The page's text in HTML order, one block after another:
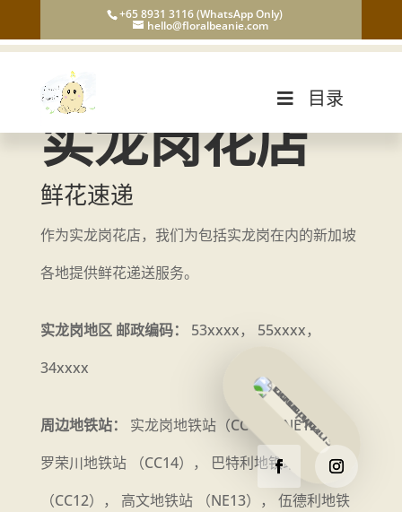
+65 8931 3116 (WhatsApp Only)
hello@floralbeanie.com
目录
实龙岗花店
鲜花速递
作为实龙岗花店，我们为包括实龙岗在内的新加坡
各地提供鲜花递送服务。
实龙岗地区 邮政编码：
53xxxx， 55xxxx，
34xxxx
周边地铁站：
实龙岗地铁站（CC13， NE12），
罗荣川地铁站 （CC14）， 巴特利地铁站
（CC12）， 高文地铁站 （NE13）， 伍德利地铁